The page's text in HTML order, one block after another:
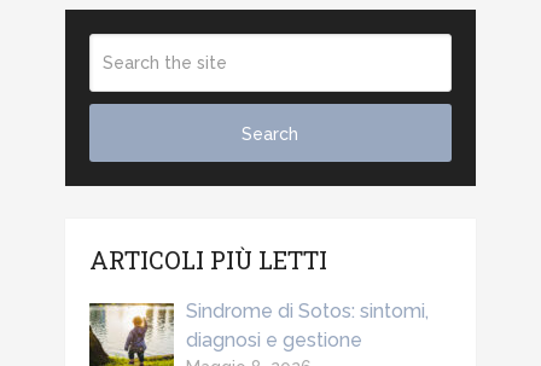
ARTICOLI PIÙ LETTI
Sindrome di Sotos: sintomi,
diagnosi e gestione